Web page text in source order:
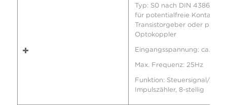
Typ: S0 nach DIN 43864,
für potentialfreie Kontakte,
Transistorgeber oder
Optokoppler
Eingangsspannung: ca.
Max. Frequenz: 25Hz
Funktion: Steuersignal/
Impulszähler, 8-stellig